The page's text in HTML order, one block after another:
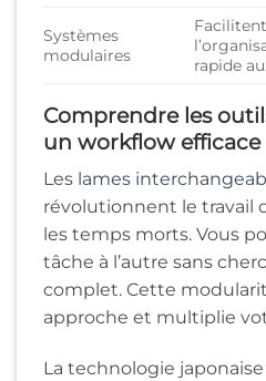
Systèmes
modulaires
rapide
Comprendre les
un workflow efficace
Les lames
révolutionnent le travail
les temps morts. Vous
tâche à l’autre sans
complet. Cette
approche et multiplie
La technologie